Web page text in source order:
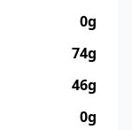
0g
74g
46g
0g